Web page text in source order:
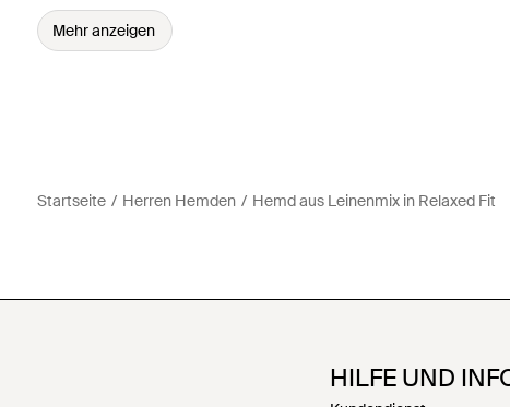
Mehr anzeigen
Startseite Herren Hemden Hemd aus Leinenmix in Relaxed Fit
HILFE UND